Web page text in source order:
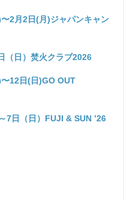
2月2日(月)ジャパンキャン
（日）焚火クラブ2026
〜12日(日)GO OUT
7日（日）FUJI & SUN ’26